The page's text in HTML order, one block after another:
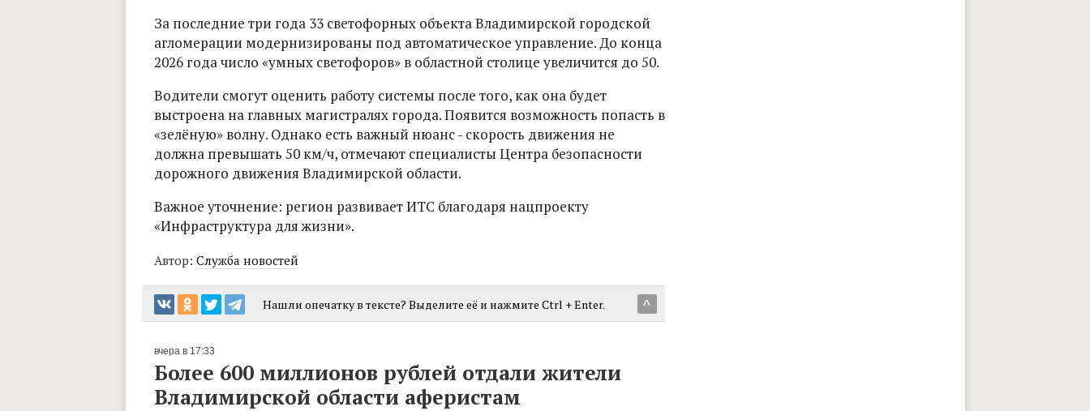
За последние три года 33 светофорных объекта Владимирской городской
агломерации модернизированы под автоматическое управление. До конца
2026 года число «умных светофоров» в областной столице увеличится до 50.
Водители смогут оценить работу системы после того, как она будет
выстроена на главных магистралях города. Появится возможность попасть в
«зелёную» волну. Однако есть важный нюанс - скорость движения не
должна превышать 50 км/ч, отмечают специалисты Центра безопасности
дорожного движения Владимирской области.
Важное уточнение: регион развивает ИТС благодаря нацпроекту
«Инфраструктура для жизни».
Автор: Служба новостей
^
Нашли опечатку в тексте? Выделите её и нажмите Ctrl + Enter.
вчера в 17:33
Более 600 миллионов рублей отдали жители
Владимирской области аферистам